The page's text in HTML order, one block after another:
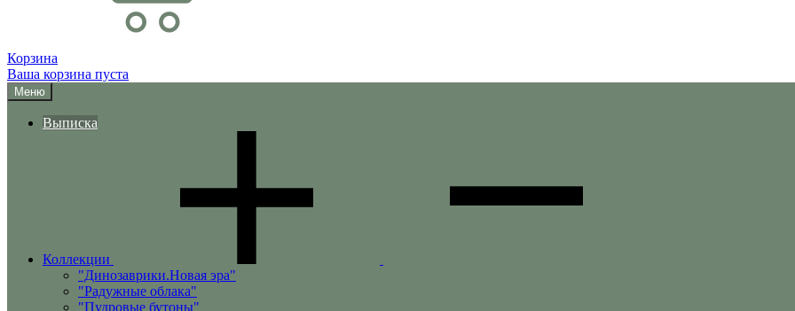
Корзина
Ваша корзина пуста
Меню
Выписка
Коллекции
"Динозаврики.Новая эра"
"Радужные облака"
"Пудровые бутоны"